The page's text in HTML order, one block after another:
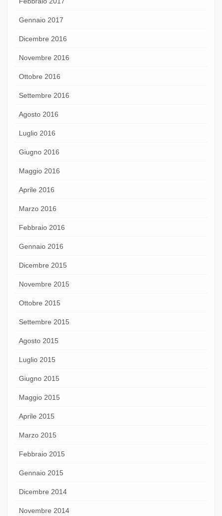
Gennaio 2017
Dicembre 2016
Novembre 2016
Ottobre 2016
Settembre 2016
Agosto 2016
Luglio 2016
Giugno 2016
Maggio 2016
Aprile 2016
Marzo 2016
Febbraio 2016
Gennaio 2016
Dicembre 2015
Novembre 2015
Ottobre 2015
Settembre 2015
Agosto 2015
Luglio 2015
Giugno 2015
Maggio 2015
Aprile 2015
Marzo 2015
Febbraio 2015
Gennaio 2015
Dicembre 2014
Novembre 2014